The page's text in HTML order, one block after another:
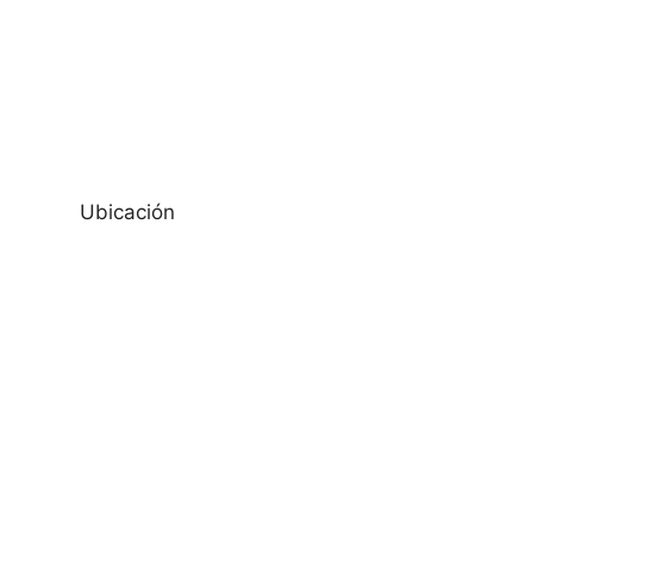
Ubicación